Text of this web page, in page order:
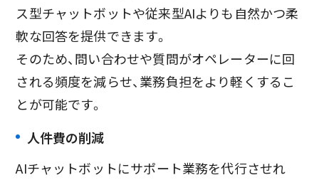
ス型チャットボットや従来型AIよりも自然かつ柔
軟な回答を提供できます。
そのため、問い合わせや質問がオペレーターに回
される頻度を減らせ、業務負担をより軽くするこ
とが可能です。
人件費の削減
AIチャットボットにサポート業務を代行させれ